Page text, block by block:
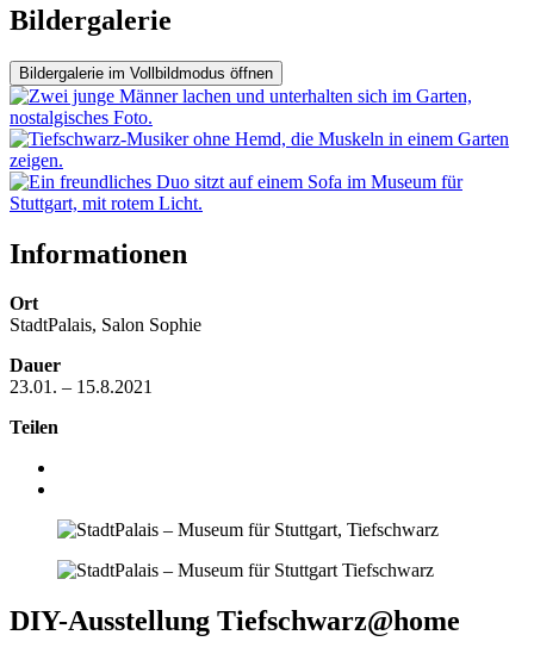
Bildergalerie
Bildergalerie im Vollbildmodus öffnen
Informationen
Ort
StadtPalais, Salon Sophie
Dauer
23.01. – 15.8.2021
Teilen
DIY-Ausstellung Tiefschwarz@home